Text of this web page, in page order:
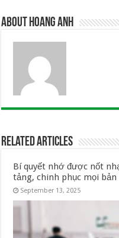
About Hoang Anh
Related Articles
Bí quyết nhớ được nốt
tảng, chinh phục mọi bản
September 13, 2025